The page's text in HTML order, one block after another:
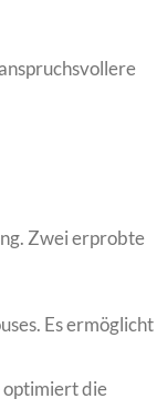
Zwei erprobte
Es ermöglicht
optimiert die